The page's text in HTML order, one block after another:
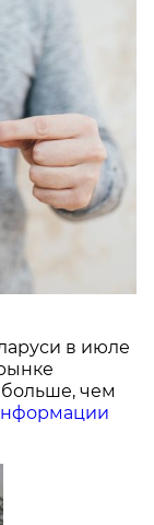
в июле
чем